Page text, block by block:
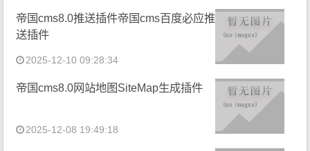
帝国cms8.0推送插件帝国cms百度必应推
送插件
2025-12-10 09:28:34
帝国cms8.0网站地图SiteMap生成插件
2025-12-08 19:49:18